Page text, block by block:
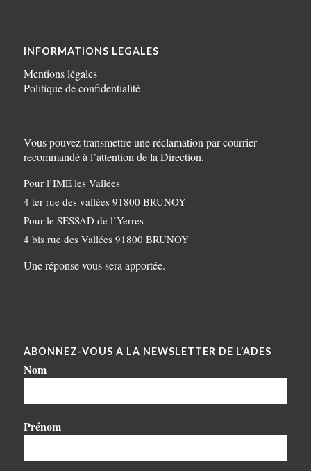
INFORMATIONS LEGALES
Mentions légales
Politique de confidentialité
Vous pouvez transmettre une réclamation par courrier
recommandé à l’attention de la Direction.
Pour l’IME les Vallées
4 ter rue des vallées 91800 BRUNOY
Pour le SESSAD de l’Yerres
4 bis rue des Vallées 91800 BRUNOY
Une réponse vous sera apportée.
ABONNEZ-VOUS A LA NEWSLETTER DE L’ADES
Nom
Prénom